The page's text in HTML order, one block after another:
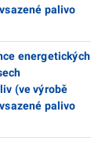
palivo
energetických
(ve výrobě
palivo